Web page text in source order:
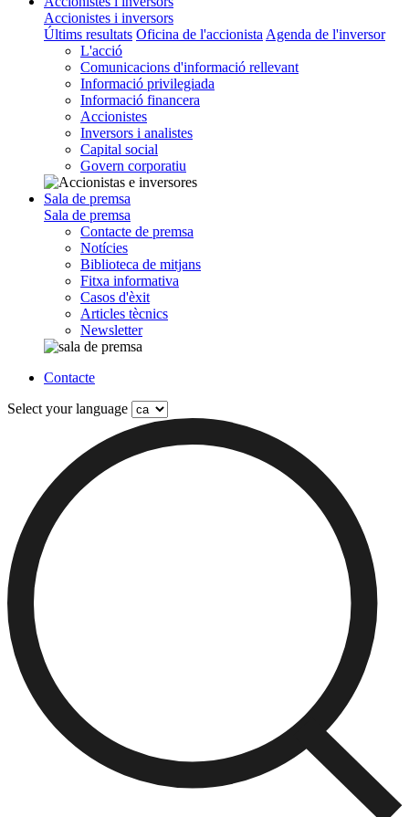
Accionistes i inversors
Últims resultats Oficina de l'accionista Agenda de l'inversor
L'acció
Comunicacions d'informació rellevant
Informació privilegiada
Informació financera
Accionistes
Inversors i analistes
Capital social
Govern corporatiu
Sala de premsa
Sala de premsa
Contacte de premsa
Notícies
Biblioteca de mitjans
Fitxa informativa
Casos d'èxit
Articles tècnics
Newsletter
Contacte
Select your language